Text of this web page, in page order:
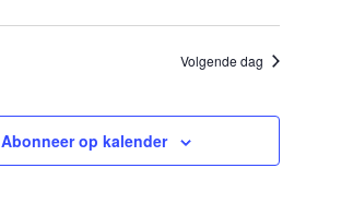
weergeven
navigatie
Volgende dag
Abonneer op kalender